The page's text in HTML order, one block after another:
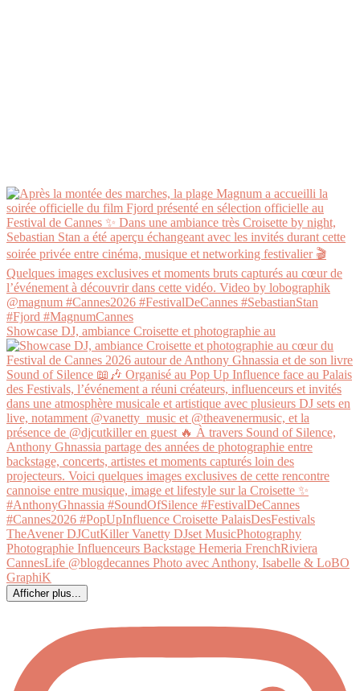
Showcase DJ, ambiance Croisette et photographie au
Afficher plus...